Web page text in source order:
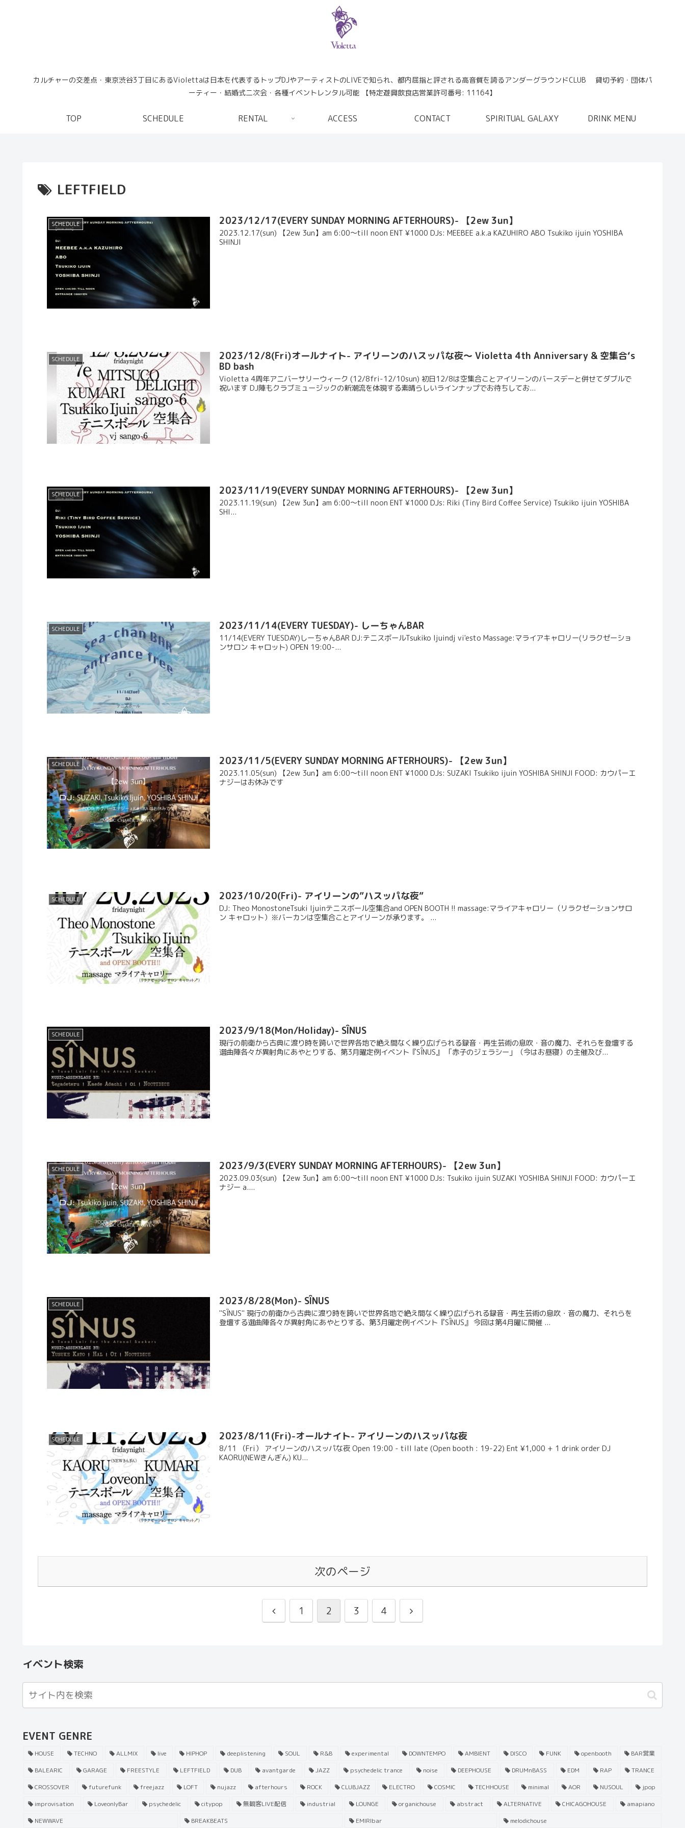
カルチャーの交差点・東京渋谷3丁目にあるViolettaは日本を代表するトップDJやアーティストのLIVEで知られ、都内屈指と評される高音質を誇るアンダーグラウンドCLUB 貸切予約・団体パ
ーティー・結婚式二次会・各種イベントレンタル可能 【特定遊興飲食店営業許可番号: 11164】
TOP SCHEDULE RENTAL ACCESS CONTACT SPIRITUAL GALAXY DRINK MENU
LEFTFIELD
SCHEDULE 2023/12/17(EVERY SUNDAY MORNING AFTERHOURS)- 【2ew 3un】
2023.12.17(sun) 【2ew 3un】am 6:00〜till noon ENT ¥1000 DJs: MEEBEE a.k.a KAZUHIRO ABO Tsukiko ijuin YOSHIBA
SHINJI
SCHEDULE
2023/12/8(Fri)オールナイト- アイリーンのハスッパな夜〜 Violetta 4th Anniversary & 空集合‘s
BD bash
Violetta 4周年アニバーサリーウィーク (12/8fri-12/10sun) 初日12/8は空集合ことアイリーンのバースデーと併せてダブルで
祝います DJ陣もクラブミュージックの新潮流を体現する素晴らしいラインナップでお待ちしてお...
SCHEDULE 2023/11/19(EVERY SUNDAY MORNING AFTERHOURS)- 【2ew 3un】
2023.11.19(sun) 【2ew 3un】am 6:00〜till noon ENT ¥1000 DJs: Riki (Tiny Bird Coffee Service) Tsukiko ijuin YOSHIBA
SHI...
SCHEDULE 2023/11/14(EVERY TUESDAY)- しーちゃんBAR
11/14(EVERY TUESDAY)しーちゃんBAR DJ:テニスボールTsukiko Ijuindj vi'esto Massage:マライアキャロリー(リラクゼーショ
ンサロン キャロット) OPEN 19:00-...
SCHEDULE 2023/11/5(EVERY SUNDAY MORNING AFTERHOURS)- 【2ew 3un】
2023.11.05(sun) 【2ew 3un】am 6:00〜till noon ENT ¥1000 DJs: SUZAKI Tsukiko ijuin YOSHIBA SHINJI FOOD: カウパーエ
ナジーはお休みです
SCHEDULE 2023/10/20(Fri)- アイリーンの”ハスッパな夜”
DJ: Theo MonostoneTsuki Ijuinテニスボール空集合and OPEN BOOTH !! massage:マライアキャロリー（リラクゼーションサロ
ン キャロット）※バーカンは空集合ことアイリーンが承ります。 ...
SCHEDULE 2023/9/18(Mon/Holiday)- SÎNUS
現行の前衛から古典に渡り時を跨いで世界各地で絶え間なく繰り広げられる録音・再生芸術の息吹・音の魔力、それらを登壇する
選曲陣各々が異射角にあやとりする、第3月曜定例イベント『SÎNUS』 「赤子のジェラシー」（今はお昼寝）の主催及び...
SCHEDULE 2023/9/3(EVERY SUNDAY MORNING AFTERHOURS)- 【2ew 3un】
2023.09.03(sun) 【2ew 3un】am 6:00〜till noon ENT ¥1000 DJs: Tsukiko ijuin SUZAKI YOSHIBA SHINJI FOOD: カウパーエ
ナジー a....
SCHEDULE 2023/8/28(Mon)- SÎNUS
"SÎNUS" 現行の前衛から古典に渡り時を跨いで世界各地で絶え間なく繰り広げられる録音・再生芸術の息吹・音の魔力、それらを
登壇する選曲陣各々が異射角にあやとりする、第3月曜定例イベント『SÎNUS』 今回は第4月曜に開催 ...
SCHEDULE 2023/8/11(Fri)-オールナイト- アイリーンのハスッパな夜
8/11 （Fri） アイリーンのハスッパな夜 Open 19:00 - till late (Open booth : 19-22) Ent ¥1,000 + 1 drink order DJ
KAORU(NEWきんぎん) KU...
次のページ
1 2 3 4
イベント検索
EVENT GENRE
HOUSE TECHNO ALLMIX live HIPHOP deeplistening SOUL R&B experimental DOWNTEMPO AMBIENT DISCO FUNK openbooth
BAR営業
BALEARIC
GARAGE FREESTYLE LEFTFIELD DUB avantgarde JAZZ psychedelic trance noise DEEPHOUSE DRUMnBASS EDM RAP
TRANCE
CROSSOVER
futurefunk freejazz LOFT nujazz afterhours ROCK CLUBJAZZ ELECTRO COSMIC TECHHOUSE minimal AOR NUSOUL
jpop
improvisation
LoveonlyBar psychedelic citypop 無観客LIVE配信 industrial LOUNGE organichouse abstract ALTERNATIVE CHICAGOHOUSE
amapiano
NEWWAVE
BREAKBEATS EMIRIbar melodichouse